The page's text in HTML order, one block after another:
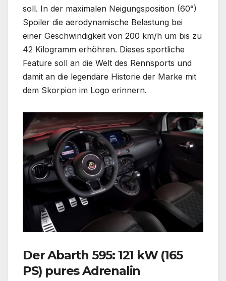
soll. In der maximalen Neigungsposition (60°)
Spoiler die aerodynamische Belastung bei
einer Geschwindigkeit von 200 km/h um bis zu
42 Kilogramm erhöhren. Dieses sportliche
Feature soll an die Welt des Rennsports und
damit an die legendäre Historie der Marke mit
dem Skorpion im Logo erinnern.
Der Abarth 595: 121 kW (165
PS) pures Adrenalin